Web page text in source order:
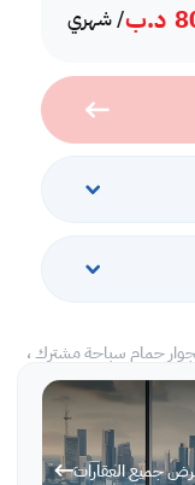
د.ب/ شهري
جميع العقارات
داخلية ومساحات
حمام سباحة مشترك ،
الذي يؤدي إلى
،نحن نتعامل فقط على